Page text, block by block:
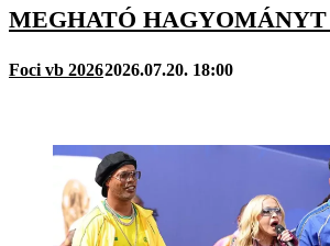
MEGHATÓ
Foci vb 20262026.07.20. 18:00